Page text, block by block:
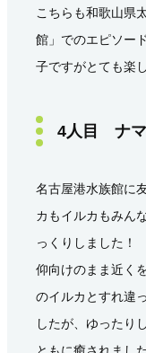
こちらも和歌山県
館」でのエピソー
子ですがとても楽
4人目 ナマ
名古屋港水族館に
カもイルカもみん
っくりしました！
仰向けのまま近く
のイルカとすれ違
したが、ゆったり
ともに癒されまし